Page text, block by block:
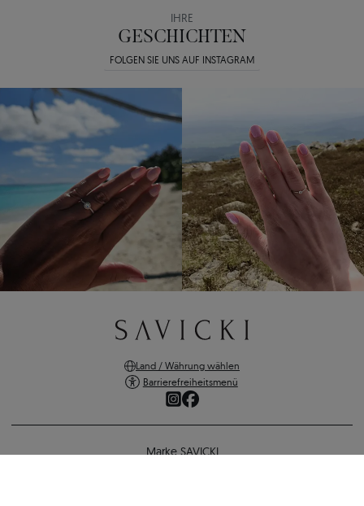
IHRE
GESCHICHTEN
FOLGEN SIE UNS AUF INSTAGRAM
Land / Währung wählen
Barrierefreiheitsmenü
Marke SAVICKI